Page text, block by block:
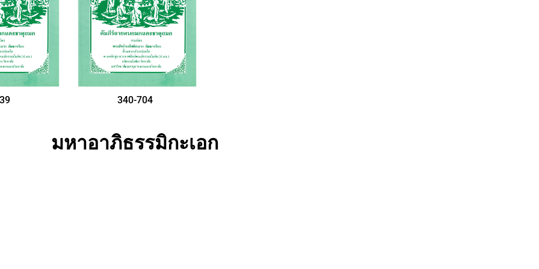
340-704
มหาอาภิธรรมิกะเอก